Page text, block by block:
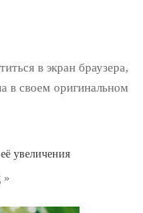
»
увеличения
в экран браузера,
в своем оригинальном